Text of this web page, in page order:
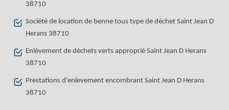
38710
Société de location de benne tous type de déchet Saint Jean D
Herans 38710
Enlèvement de déchets verts approprié Saint Jean D Herans
38710
Prestations d'enlevement encombrant Saint Jean D Herans
38710